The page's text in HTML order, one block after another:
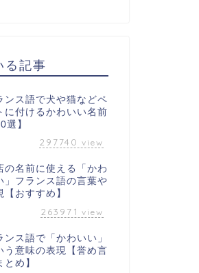
る記事
ンス語で犬や猫などペ
に付けるかわいい名前
選】
297740 view
の名前に使える「かわ
」フランス語の言葉や
【おすすめ】
263971 view
ンス語で「かわいい」
う意味の表現【誉め言
とめ】